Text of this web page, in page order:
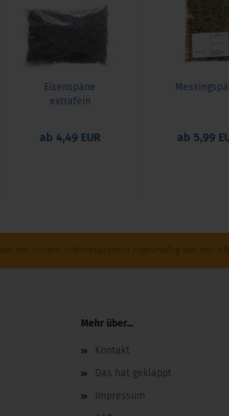
Eisenspäne
extrafein
ab 4,49 EUR ab 5,99
aufgenommen.
wir unsere Internetpräsenz regelmäßig von der
Mehr über...
Kontakt
Das hat geklappt
Impressum